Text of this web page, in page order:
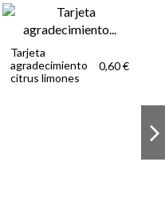
Tarjeta
agradecimiento
citrus limones
0,60 €